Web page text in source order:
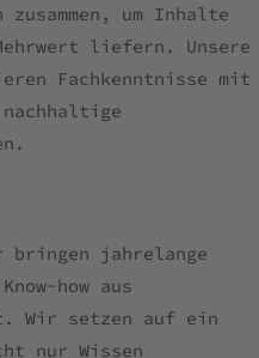
um Inhalte
liefern. Unsere
Fachkenntnisse mit
nachhaltige
bringen jahrelange
how aus
Wir setzen auf ein
nur Wissen